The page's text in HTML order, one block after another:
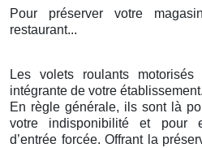
Pour préserver votre
restaurant...
Les volets roulants motorisés
intégrante de votre établissement.
En règle générale, ils sont là
votre indisponibilité et pour
d’entrée forcée. Offrant la